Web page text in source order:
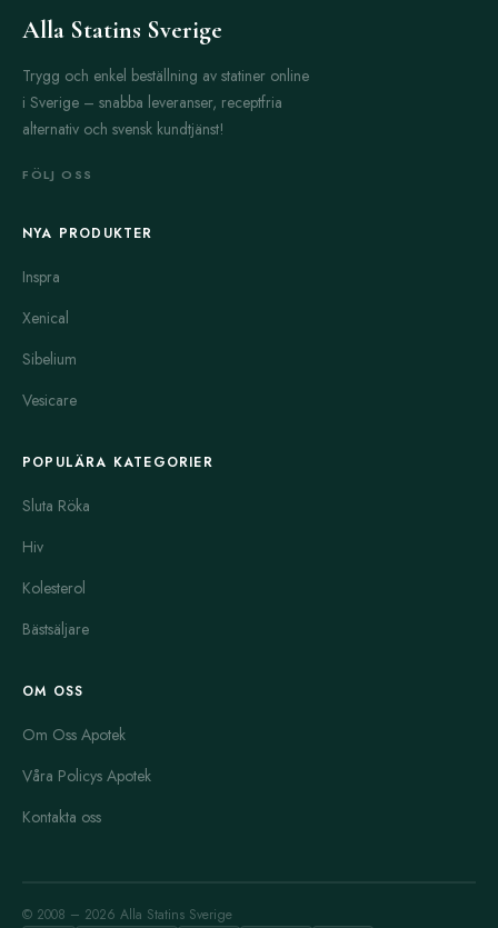
Alla Statins Sverige
Trygg och enkel beställning av statiner online
i Sverige – snabba leveranser, receptfria
alternativ och svensk kundtjänst!
FÖLJ OSS
NYA PRODUKTER
Inspra
Xenical
Sibelium
Vesicare
POPULÄRA KATEGORIER
Sluta Röka
Hiv
Kolesterol
Bästsäljare
OM OSS
Om Oss Apotek
Våra Policys Apotek
Kontakta oss
© 2008 – 2026 Alla Statins Sverige